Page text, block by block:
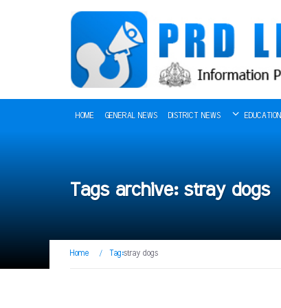
HOME GENERAL NEWS DISTRICT NEWS EDUCATION
Tags archive: stray dogs
Home / Tag:stray dogs